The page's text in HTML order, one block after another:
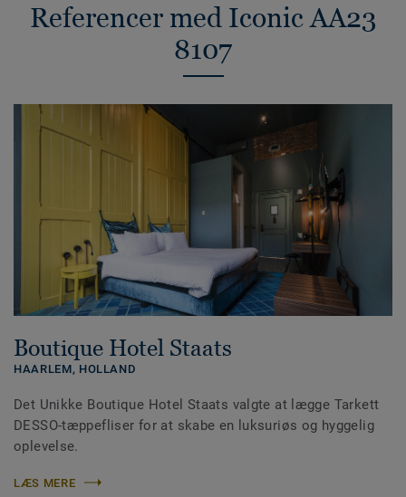
Referencer med Iconic AA23
8107
Boutique Hotel Staats
HAARLEM, HOLLAND
Det Unikke Boutique Hotel Staats valgte at lægge Tarkett
DESSO-tæppefliser for at skabe en luksuriøs og hyggelig
oplevelse.
LÆS MERE